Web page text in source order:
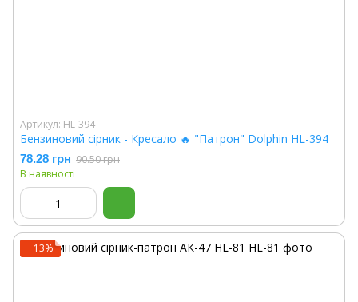
Артикул: HL-394
Бензиновий сірник - Кресало 🔥 "Патрон" Dolphin HL-394
78.28 грн 90.50 грн
В наявності
−13%